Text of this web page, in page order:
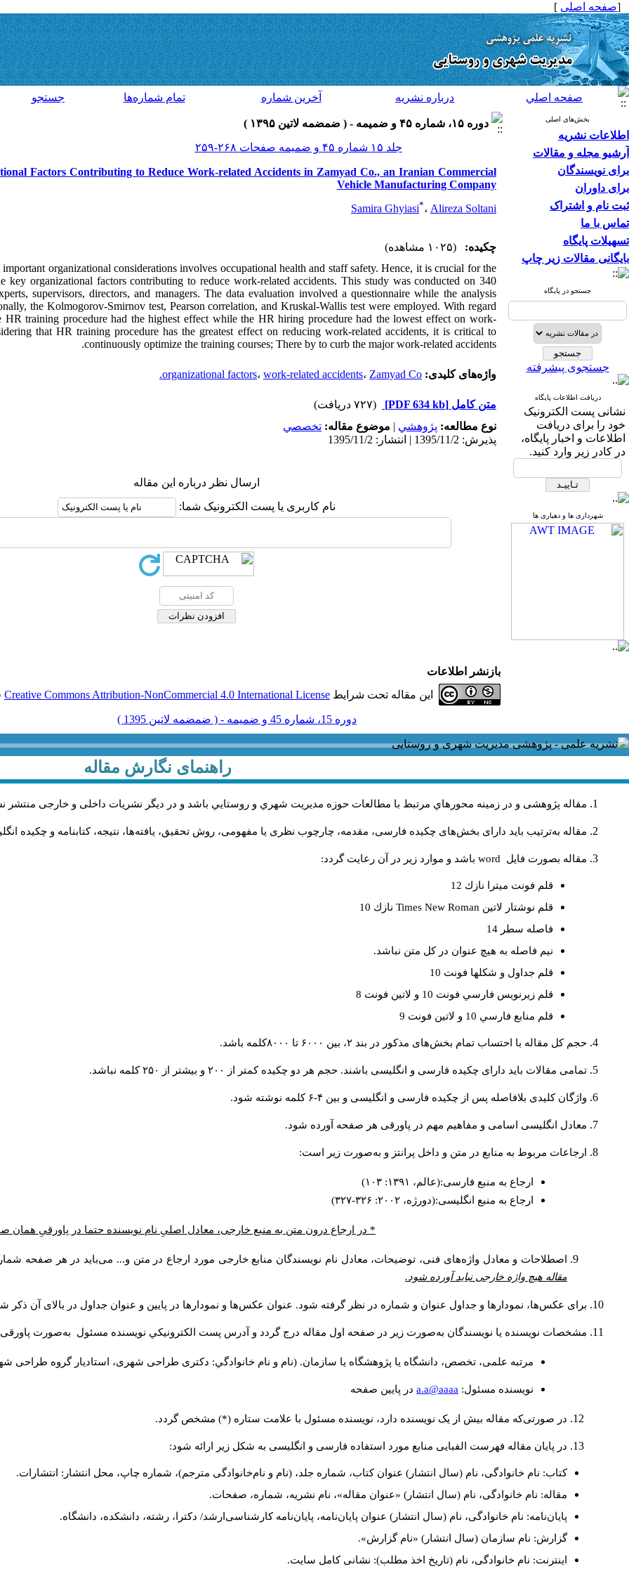
[صفحه اصلی ]
صفحه اصلي درباره نشريه آخرين شماره تمام شماره‌ها جستجو
بخش‌های اصلی
اطلاعات نشریه
آرشیو مجله و مقالات
برای نویسندگان
برای داوران
ثبت نام و اشتراک
تماس با ما
تسهیلات پایگاه
بایگانی مقالات زیر چاپ
جستجو در پایگاه
جستجوی پیشرفته
دریافت اطلاعات پایگاه
نشانی پست الکترونیک
خود را برای دریافت
اطلاعات و اخبار پایگاه،
در کادر زیر وارد کنید.
شهرداری ها و دهیاری ها
دوره ۱۵، شماره ۴۵ و ضميمه - ( ضمضمه لاتين ۱۳۹۵ )
جلد ۱۵ شماره ۴۵ و ضميمه صفحات ۲۶۸-۲۵۹
Factors Contributing to Reduce Work-related Accidents in Zamyad Co., an Iranian Commercial
Vehicle Manufacturing Company
Samira Ghyiasi*، Alireza Soltani
چکیده:
(۱۰۲۵ مشاهده)
organizational considerations involves occupational health and staff safety. Hence, it is crucial for the
key organizational factors contributing to reduce work-related accidents. This study was conducted on 340
supervisors, directors, and managers. The data evaluation involved a questionnaire while the analysis
the Kolmogorov-Smirnov test, Pearson correlation, and Kruskal-Wallis test were employed. With regard
HR training procedure had the highest effect while the HR hiring procedure had the lowest effect on work-
that HR training procedure has the greatest effect on reducing work-related accidents, it is critical to
continuously optimize the training courses; There by to curb the major work-related accidents.
واژه‌های کلیدی: organizational factors، work-related accidents، Zamyad Co.
متن کامل [PDF 634 kb]
(۷۲۷ دریافت)
نوع مطالعه: پژوهشي | موضوع مقاله: تخصصي
پذیرش: 1395/11/2 | انتشار: 1395/11/2
ارسال نظر درباره این مقاله
نام کاربری یا پست الکترونیک شما:
بازنشر اطلاعات
این مقاله تحت شرایط Creative Commons Attribution-NonCommercial 4.0 International License
دوره 15، شماره 45 و ضميمه - ( ضمضمه لاتين 1395 )
راهنمای نگارش مقاله
مقاله پژوهشی و در زمینه محورهاي مرتبط با مطالعات حوزه مديريت شهري و روستايي باشد و در دیگر نشریات داخلی و خارجی منتشر
مقاله به‌ترتیب باید دارای بخش‌های چکیده فارسی، مقدمه، چارچوب نظری یا مفهومی، روش تحقیق، یافته‌ها، نتیجه، کتابنامه و چکیده
مقاله بصورت فايل word باشد و موارد زير در آن رعايت گردد:
قلم فونت ميترا نازك 12
قلم نوشتار لاتين Times New Roman نازك 10
فاصله سطر 14
نيم فاصله به هيچ عنوان در كل متن نباشد.
قلم جداول و شكلها فونت 10
قلم زيرنويس فارسي فونت 10 و لاتين فونت 8
قلم منابع فارسي 10 و لاتين فونت 9
حجم کل مقاله با احتساب تمام بخش‌های مذکور در بند ۲، بین ۶۰۰۰ تا ۸۰۰۰کلمه باشد.
تمامی مقالات باید دارای چکیده فارسی و انگلیسی باشند. حجم هر دو چکیده کمتر از ۲۰۰ و بیشتر از ۲۵۰ کلمه نباشد.
واژگان کلیدی بلافاصله پس از چکیده فارسی و انگلیسی و بین ۴-۶ کلمه نوشته شود.
معادل انگلیسی اسامی و مفاهیم مهم در پاورقی هر صفحه آورده شود.
ارجاعات مربوط به منابع در متن و داخل پرانتز و به‌صورت زیر است:
ارجاع به منبع فارسی:(عالم، ۱۳۹۱: ۱۰۳)
ارجاع به منبع انگلیسی:(دورژه، ۲۰۰۲: ۳۲۶-۳۲۷)
* در ارجاع درون متن به منبع خارجی، معادل اصلیِ نام نویسنده حتما در پاورقیِ همان
اصطلاحات و معادل واژه‌های فنی، توضیحات، معادل نام نویسندگان منابع خارجی مورد ارجاع در متن و... می‌باید در هر صفحه
مقاله هیچ واژه خارجی نباید آورده شود.
برای عکس‌ها، نمودارها و جداول عنوان و شماره در نظر گرفته شود. عنوان عکس‌ها و نمودارها در پایین و عنوان جداول در بالای آن ذکر
مشخصات نویسنده یا نویسندگان به‌صورت زیر در صفحه اول مقاله درج گردد و آدرس پست الكترونيكي نويسنده مسئول به‌صورت پاورقی
مرتبه علمی، تخصص، دانشگاه یا پژوهشگاه یا سازمان. (نام و نام خانوادگي: دکتری طراحی شهری، استادیار گروه طراحی
نويسنده مسئول: a.a@aaaa در پايين صفحه
در صورتی‌که مقاله بیش از یک نویسنده دارد، نویسنده مسئول با علامت ستاره (*) مشخص گردد.
در پایان مقاله فهرست الفبایی منابع مورد استفاده فارسی و انگلیسی به شکل زیر ارائه شود:
کتاب: نام خانوادگی، نام (سال انتشار) عنوان کتاب، شماره جلد، (نام و نام‌خانوادگی مترجم)، شماره چاپ، محل انتشار: انتشارات.
مقاله: نام خانوادگی، نام (سال انتشار) «عنوان مقاله»، نام نشریه، شماره، صفحات.
پایان‌نامه: نام خانوادگی، نام (سال انتشار) عنوان پایان‌نامه، پایان‌نامه کارشناسی‌ارشد/ دکترا، رشته، دانشکده، دانشگاه.
گزارش: نام سازمان (سال انتشار) «نام گزارش».
اینترنت: نام خانوادگی، نام (تاریخ اخذ مطلب): نشانی کامل سایت.